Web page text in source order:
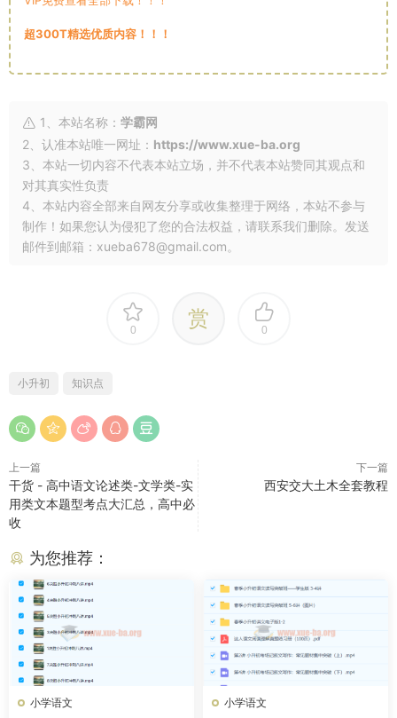
超300T精选优质内容！！！
1、本站名称： 学霸网
2、认准本站唯一网址： https://www.xue-ba.org
3、本站一切内容不代表本站立场，并不代表本站赞同其观点和
对其真实性负责
4、本站内容全部来自网友分享或收集整理于网络，本站不参与
制作！如果您认为侵犯了您的合法权益，请联系我们删除。发送
邮件到邮箱：xueba678@gmail.com。
0 赏 0
小升初 知识点
上一篇
干货 - 高中语文论述类-文学类-实
用类文本题型考点大汇总，高中必
收
下一篇
西安交大土木全套教程
为您推荐：
小学语文 小学语文